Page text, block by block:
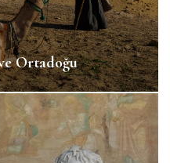
Ortadoğu